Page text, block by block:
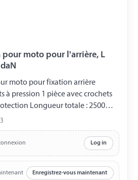
pour moto pour l'arrière, L
moto pour fixation arrière
à pression 1 pièce avec crochets
Longueur totale : 2500
: 25 mm Charge de traction :
charge : 650 daN Longueur du
mm rouge
Log in
Enregistrez-vous maintenant